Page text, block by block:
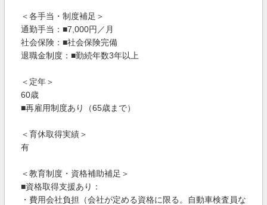
＜各手当・制度補足＞
通勤手当：■7,000円／月
社会保険：■社会保険完備
退職金制度：■勤続年数3年以上
＜定年＞
60歳
■再雇用制度あり（65歳まで）
＜育休取得実績＞
有
＜教育制度・資格補助補足＞
■資格取得支援あり：
・費用会社負担（会社が定める資格に限る。自動車検査員な